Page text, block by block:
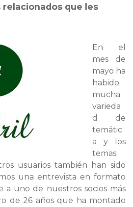
que les
En el
mes de
mayo ha
habido
mucha
varieda
d de
temátic
a y los
temas
usuarios también han sido
una entrevista en formato
a uno de nuestros socios más
de 26 años que ha montado